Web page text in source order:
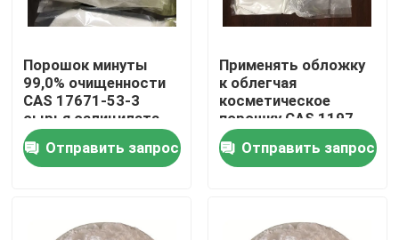
Продукты
Видео
Порошок минуты
99,0% очищенности
CAS 17671-53-3
сырья салицилата
Betaine
косметические
белый
Отправить запрос
Применять обложку
к облегчая
косметическое
порошку CAS 1197-
18-8 сырья
Tranexamic
кисловочному для
Отправить запрос